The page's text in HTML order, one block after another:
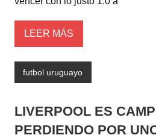
LEER MÁS
futbol uruguayo
LIVERPOOL ES
PERDIENDO POR